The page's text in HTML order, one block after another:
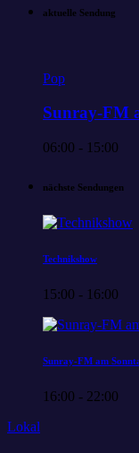
aktuelle Sendung
Pop
Sunray-FM
06:00 - 15:00
nächste Sendungen
Technikshow
15:00 - 16:00
Sunray-FM am
16:00 - 22:00
Lokal